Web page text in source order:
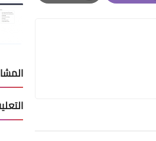
Email
Print